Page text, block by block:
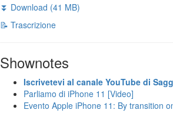
⏬ Download (41 MB)
📝 Trascrizione
Shownotes
Iscrivetevi al canale YouTube di
Parliamo di iPhone 11 [Video]
Evento Apple iPhone 11: By transition